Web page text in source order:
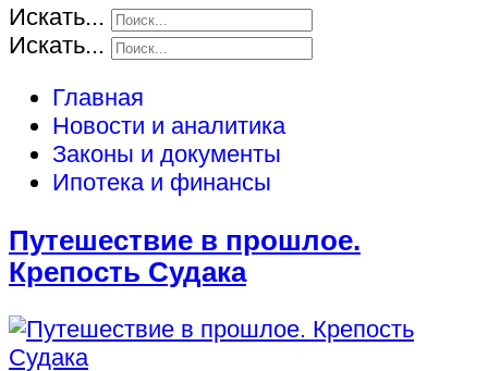
Искать...
Искать...
Главная
Новости и аналитика
Законы и документы
Ипотека и финансы
Путешествие в прошлое.
Крепость Судака